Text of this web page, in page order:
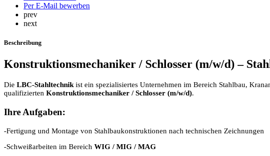
Per E-Mail bewerben
prev
next
Beschreibung
Konstruktionsmechaniker / Schlosser (m/w/d) –
Die LBC-Stahltechnikist ein spezialisiertes Unternehmen im Bereich Stahlbau,
qualifizierten Konstruktionsmechaniker / Schlosser (m/w/d).
Ihre Aufgaben:
-Fertigung und Montage von Stahlbaukonstruktionen nach technischen Zeichnungen
-Schweißarbeiten im Bereich WIG / MIG / MAG